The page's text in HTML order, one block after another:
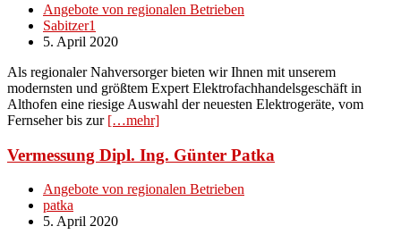
Angebote von regionalen Betrieben
Sabitzer1
5. April 2020
Als regionaler Nahversorger bieten wir Ihnen mit unserem
modernsten und größtem Expert Elektrofachhandelsgeschäft in
Althofen eine riesige Auswahl der neuesten Elektrogeräte, vom
Fernseher bis zur […mehr]
Vermessung Dipl. Ing. Günter Patka
Angebote von regionalen Betrieben
patka
5. April 2020